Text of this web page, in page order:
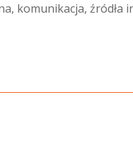
komunikacja, źródła